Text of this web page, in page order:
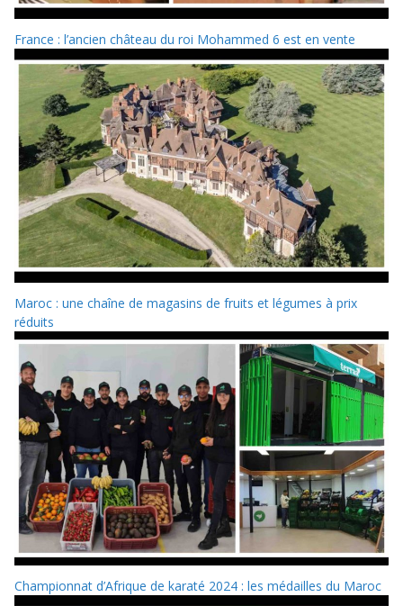
France : l’ancien château du roi Mohammed 6 est en vente
Maroc : une chaîne de magasins de fruits et légumes à prix
réduits
Championnat d’Afrique de karaté 2024 : les médailles du Maroc